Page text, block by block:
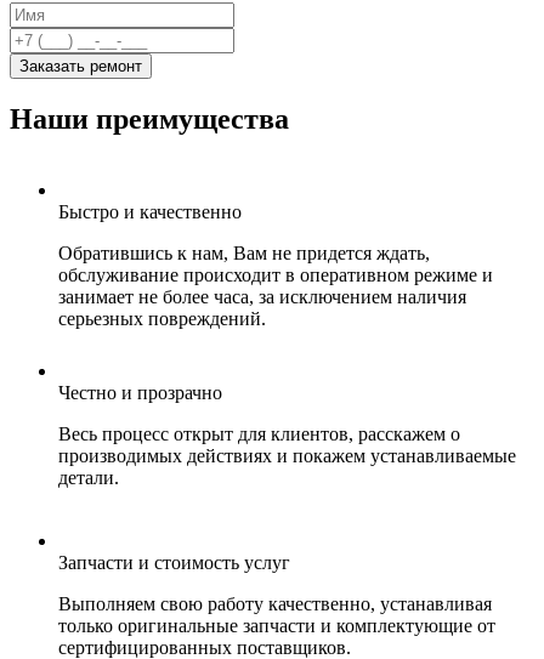
Заказать ремонт
Наши преимущества
Быстро и качественно
Обратившись к нам, Вам не придется ждать,
обслуживание происходит в оперативном режиме и
занимает не более часа, за исключением наличия
серьезных повреждений.
Честно и прозрачно
Весь процесс открыт для клиентов, расскажем о
производимых действиях и покажем устанавливаемые
детали.
Запчасти и стоимость услуг
Выполняем свою работу качественно, устанавливая
только оригинальные запчасти и комплектующие от
сертифицированных поставщиков.